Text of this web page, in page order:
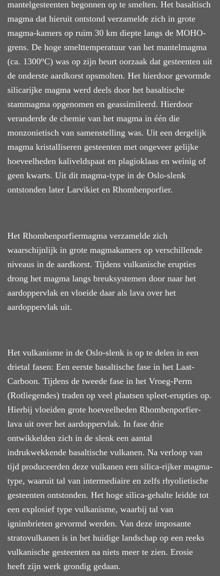
mantelgesteenten begonnen op te smelten. Het basaltisch
magma dat hieruit ontstond verzamelde zich in grote
magma-kamers op ruim 30 km diepte langs de MOHO-
grens. De hoge smelttemperatuur van het mantelmagma
(ca. 1300oC) was op zijn beurt oorzaak dat gesteenten uit
de onderste aardkorst opsmolten. Het hierdoor gevormde
silicarijke magma werd deels door het basaltische
stammagma opgenomen en geassimileerd. Hierdoor
veranderde de chemie van het magma in één die
monzonietisch van samenstelling was. Uit een dergelijk
magma kristalliseren gesteenten met ongeveer gelijke
hoeveelheden kaliveldspaat en plagioklaas en weinig of
geen kwarts. Uit dit magma-type in de Oslo-slenk
ontstonden later Larvikiet en Rhombenporfier.
Het Rhombenporfiermagma verzamelde zich
waarschijnlijk in grote magmakamers op verschillende
niveaus in de aardkorst. Tijdens vulkanische erupties
drong het magma langs breuksystemen door naar het
aardoppervlak en vloeide daar als lava over het
aardoppervlak uit.
Het vulkanisme in de Oslo-slenk is op te delen in een
drietal fasen: Een eerste basaltische fase in het Laat-
Carboon. Tijdens de tweede fase in het Vroeg-Perm
(Rotliegendes) traden op veel plaatsen spleet-erupties op.
Hierbij vloeiden grote hoeveelheden Rhombenporfier-
lava uit over het aardoppervlak. In fase drie
ontwikkelden zich in de slenk een aantal
indrukwekkende basaltische vulkanen. Na verloop van
tijd produceerden deze vulkanen een silica-rijker magma-
type, waaruit tal van intermediaire en zelfs rhyolietische
gesteenten ontstonden. Het hoge silica-gehalte leidde tot
een explosief type vulkanisme, waarbij tal van
ignimbrieten gevormd werden. Van deze imposante
stratovulkanen is in het huidige landschap op een reeks
vulkanische gesteenten na niets meer te zien. Erosie
heeft zijn werk grondig gedaan.